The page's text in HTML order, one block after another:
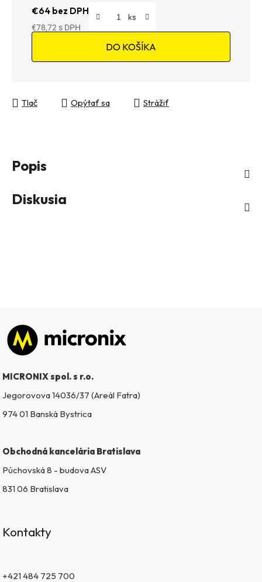
€64 bez DPH
€78,72
DO KOŠÍKA
Tlač Opýtať sa Strážiť
Popis
Diskusia
Zápätie
MICRONIX spol. s r.o.
Jegorovova 14036/37 (Areál Fatra)
974 01 Banská Bystrica
Obchodná kancelária Bratislava
Púchovská 8 - budova ASV
831 06 Bratislava
Kontakty
+421 484 725 700